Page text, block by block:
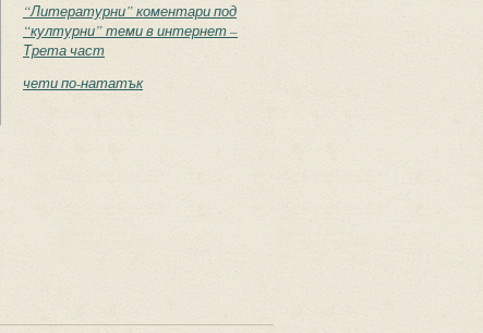
“Литературни” коментари под
“културни” теми в интернет –
Трета част
чети по-нататък